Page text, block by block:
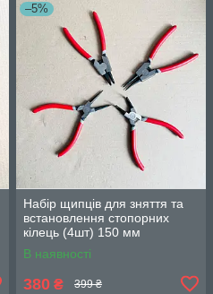
–5%
Набір щипців для зняття та
встановлення стопорних
кілець (4шт) 150 мм
INTERTOOL HT-7001
В наявності
380 ₴ 399 ₴